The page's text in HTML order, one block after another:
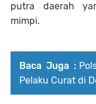
putra daerah
mimpi.
Baca Juga :
Pelaku Curat di